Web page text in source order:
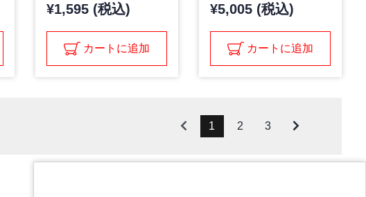
¥1,595 (税込)
カートに追加
¥5,005 (税込)
カートに追加
1 2 3